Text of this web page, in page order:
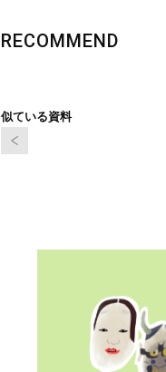
RECOMMEND
似ている資料